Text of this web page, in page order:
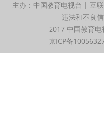
主办：中国教育电视台 | 互
违法和不良
2017 中国教育
京ICP备